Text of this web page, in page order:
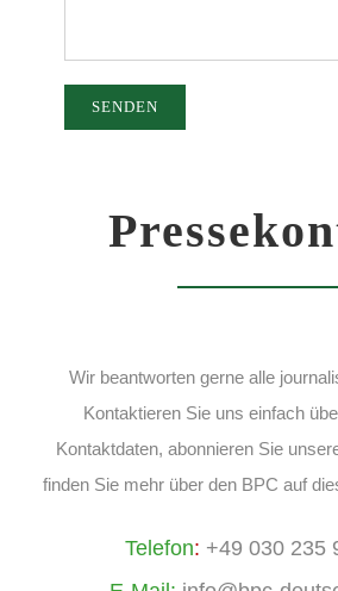
Wir beantworten gerne alle
Kontaktieren Sie uns einfach
Kontaktdaten, abonnieren Sie
finden Sie mehr über den BPC auf
Telefon: +49 030 235